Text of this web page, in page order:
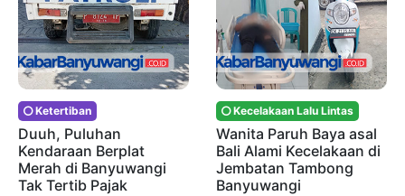
Ketertiban
Duuh, Puluhan
Kendaraan Berplat
Merah di Banyuwangi
Tak Tertib Pajak
Kecelakaan Lalu Lintas
Wanita Paruh Baya asal
Bali Alami Kecelakaan di
Jembatan Tambong
Banyuwangi